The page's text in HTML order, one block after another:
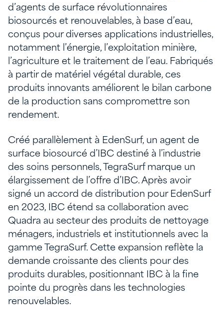
d’agents de surface révolutionnaires
biosourcés et renouvelables, à base d’eau,
conçus pour diverses applications industrielles,
notamment l’énergie, l’exploitation minière,
l’agriculture et le traitement de l’eau. Fabriqués
à partir de matériel végétal durable, ces
produits innovants améliorent le bilan carbone
de la production sans compromettre son
rendement.
Créé parallèlement à EdenSurf, un agent de
surface biosourcé d’IBC destiné à l’industrie
des soins personnels, TegraSurf marque un
élargissement de l’offre d’IBC. Après avoir
signé un accord de distribution pour EdenSurf
en 2023, IBC étend sa collaboration avec
Quadra au secteur des produits de nettoyage
ménagers, industriels et institutionnels avec la
gamme TegraSurf. Cette expansion reflète la
demande croissante des clients pour des
produits durables, positionnant IBC à la fine
pointe du progrès dans les technologies
renouvelables.